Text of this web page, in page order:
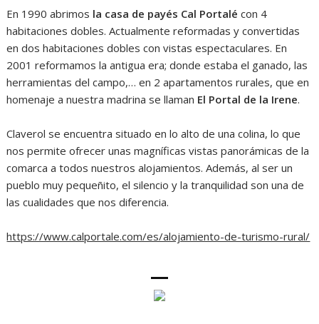
En 1990 abrimos la casa de payés Cal Portalécon 4
habitaciones dobles. Actualmente reformadas y convertidas
en dos habitaciones dobles con vistas espectaculares. En
2001 reformamos la antigua era; donde estaba el ganado, las
herramientas del campo,… en 2 apartamentos rurales, que en
homenaje a nuestra madrina se llaman El Portal de la Irene.
Claverol se encuentra situado en lo alto de una colina, lo que
nos permite ofrecer unas magníficas vistas panorámicas de la
comarca a todos nuestros alojamientos. Además, al ser un
pueblo muy pequeñito, el silencio y la tranquilidad son una de
las cualidades que nos diferencia.
https://www.calportale.com/es/alojamiento-de-turismo-rural/